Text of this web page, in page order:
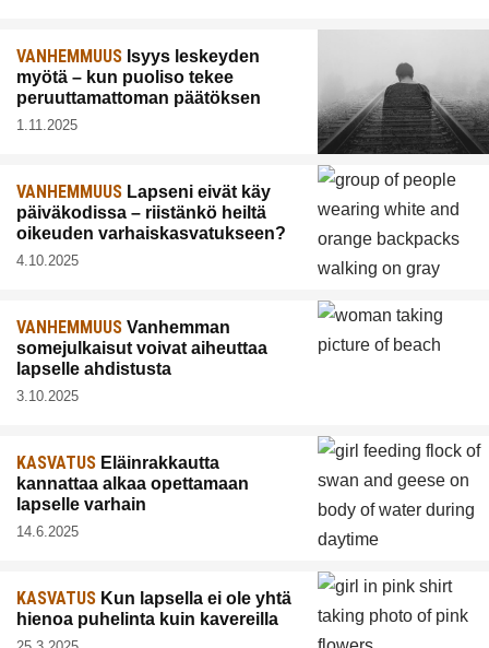
VANHEMMUUS Isyys leskeyden
myötä – kun puoliso tekee
peruuttamattoman päätöksen
1.11.2025
VANHEMMUUS Lapseni eivät käy
päiväkodissa – riistänkö heiltä
oikeuden varhaiskasvatukseen?
4.10.2025
VANHEMMUUS Vanhemman
somejulkaisut voivat aiheuttaa
lapselle ahdistusta
3.10.2025
KASVATUS Eläinrakkautta
kannattaa alkaa opettamaan
lapselle varhain
14.6.2025
KASVATUS Kun lapsella ei ole yhtä
hienoa puhelinta kuin kavereilla